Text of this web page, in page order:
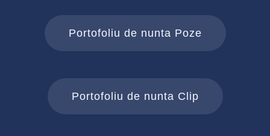
Portofoliu de nunta Poze
Portofoliu de nunta Clip